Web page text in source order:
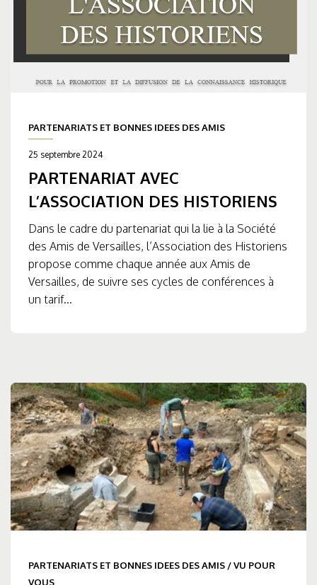
PARTENARIATS ET BONNES IDEES DES AMIS
25 septembre 2024
PARTENARIAT AVEC
L’ASSOCIATION DES HISTORIENS
Dans le cadre du partenariat qui la lie à la Société
des Amis de Versailles, l’Association des Historiens
propose comme chaque année aux Amis de
Versailles, de suivre ses cycles de conférences à
un tarif...
PARTENARIATS ET BONNES IDEES DES AMIS /VU POUR
VOUS